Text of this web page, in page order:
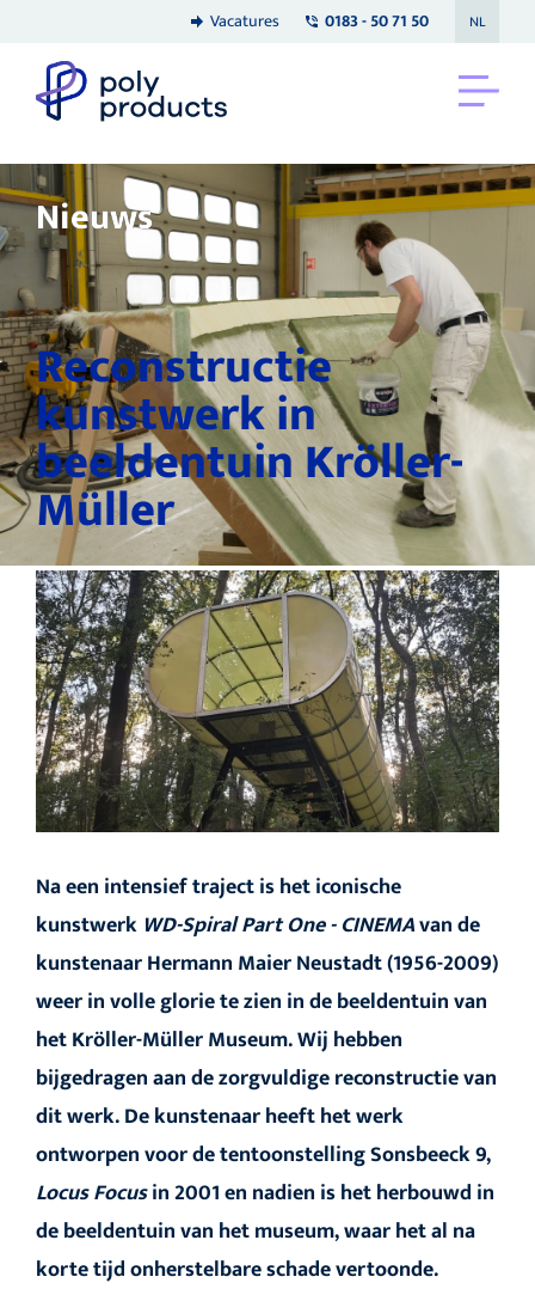
Vacatures 0183 - 50 71 50 NL
Nieuws
Reconstructie
kunstwerk in
beeldentuin Kröller-
Müller
Na een intensief traject is het iconische
kunstwerk WD-Spiral Part One - CINEMAvan de
kunstenaar Hermann Maier Neustadt (1956-2009)
weer in volle glorie te zien in de beeldentuin van
het Kröller-Müller Museum. Wij hebben
bijgedragen aan de zorgvuldige reconstructie van
dit werk.De kunstenaar heeft het werk
ontworpen voor de tentoonstelling Sonsbeeck 9,
Locus Focusin 2001 en nadien is het herbouwd in
de beeldentuin van het museum, waar het al na
korte tijd onherstelbare schade vertoonde.